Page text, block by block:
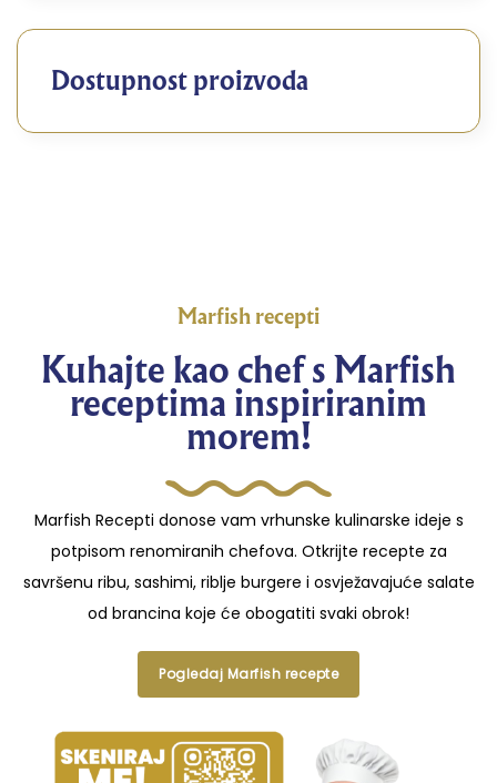
Dostupnost proizvoda
Marfish recepti
Kuhajte kao chef s Marfish
receptima inspiriranim
morem!
Marfish Recepti donose vam vrhunske kulinarske ideje s
potpisom renomiranih chefova. Otkrijte recepte za
savršenu ribu, sashimi, riblje burgere i osvježavajuće salate
od brancina koje će obogatiti svaki obrok!
Pogledaj Marfish recepte